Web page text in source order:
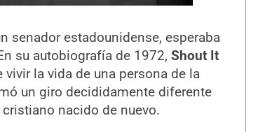
senador estadounidense, esperaba
su autobiografía de 1972, Shout It
la vida de una persona de la
un giro decididamente diferente
nacido de nuevo.